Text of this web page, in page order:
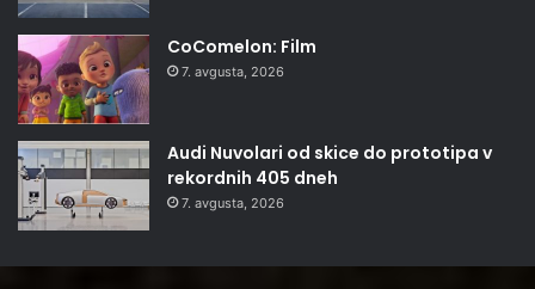
CoComelon: Film
7. avgusta, 2026
Audi Nuvolari od skice do prototipa v
rekordnih 405 dneh
7. avgusta, 2026